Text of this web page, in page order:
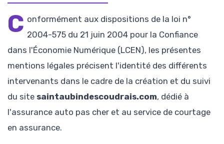
C onformément aux dispositions de la loi n°
2004-575 du 21 juin 2004 pour la Confiance
dans l'Économie Numérique (LCEN), les présentes
mentions légales précisent l'identité des différents
intervenants dans le cadre de la création et du suivi
du site saintaubindescoudrais.com, dédié à
l'assurance auto pas cher et au service de courtage
en assurance.